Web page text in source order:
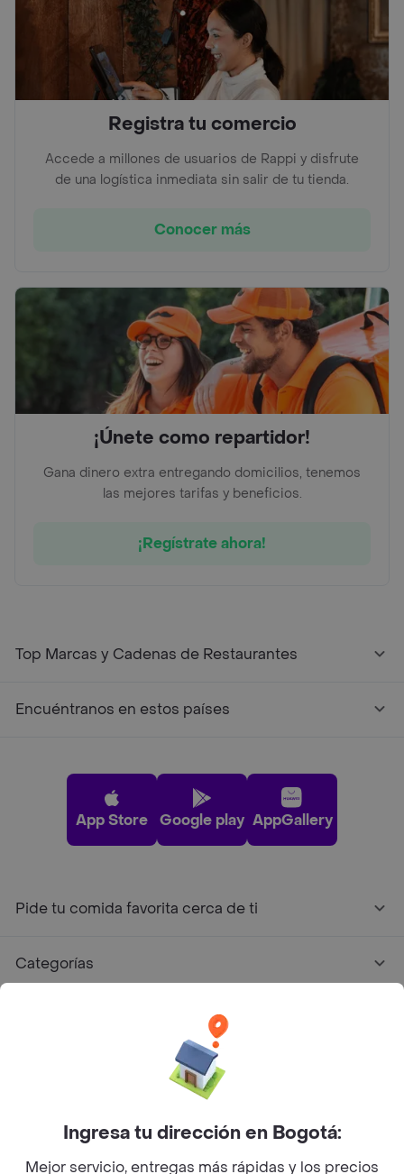
Registra tu comercio
Accede a millones de usuarios de Rappi y disfrute
de una logística inmediata sin salir de tu tienda.
Conocer más
¡Únete como repartidor!
Gana dinero extra entregando domicilios, tenemos
las mejores tarifas y beneficios.
¡Regístrate ahora!
Top Marcas y Cadenas de Restaurantes
Encuéntranos en estos países
App Store Google play AppGallery
Pide tu comida favorita cerca de ti
Categorías
Facebook
Twitter
Instagram
©2026Rappi Inc. All rights reserved.
Ingresa tu dirección en Bogotá:
Mejor servicio, entregas más rápidas y los precios